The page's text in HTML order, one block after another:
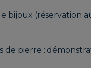
bijoux (réservation
pierre :